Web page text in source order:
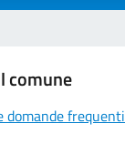
comune
domande frequenti